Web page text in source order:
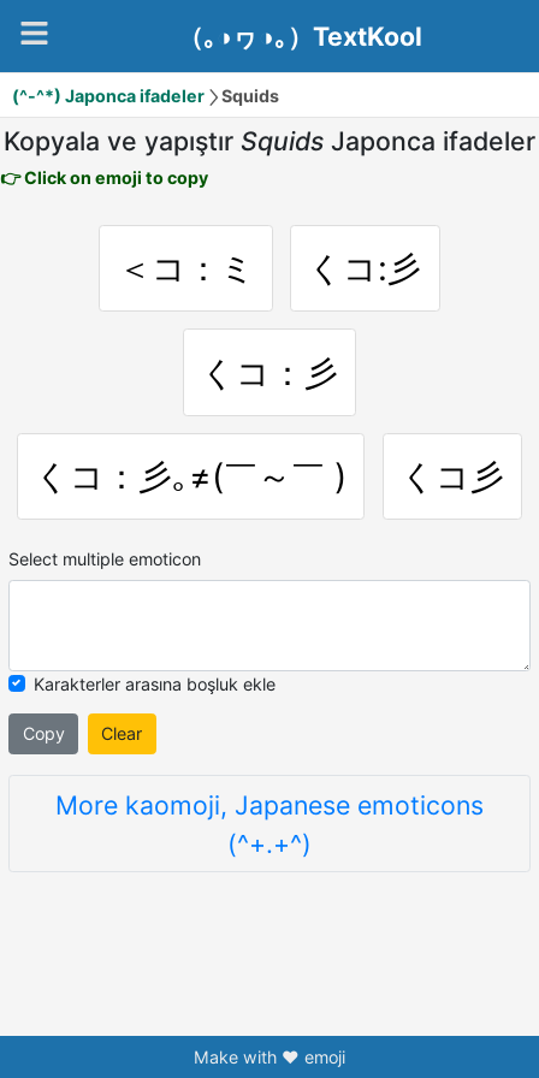
（｡◑ヮ◑｡）TextKool
(^-^*) Japonca ifadeler Squids
Kopyala ve yapıştır Squids Japonca ifadeler
👉 Click on emoji to copy
＜コ：ミ くコ:彡
くコ：彡
くコ：彡｡≠(￣～￣ ) くコ彡
Select multiple emoticon
Karakterler arasına boşluk ekle
Copy Clear
More kaomoji, Japanese emoticons
(^+.+^)
Make with ❤️ emoji